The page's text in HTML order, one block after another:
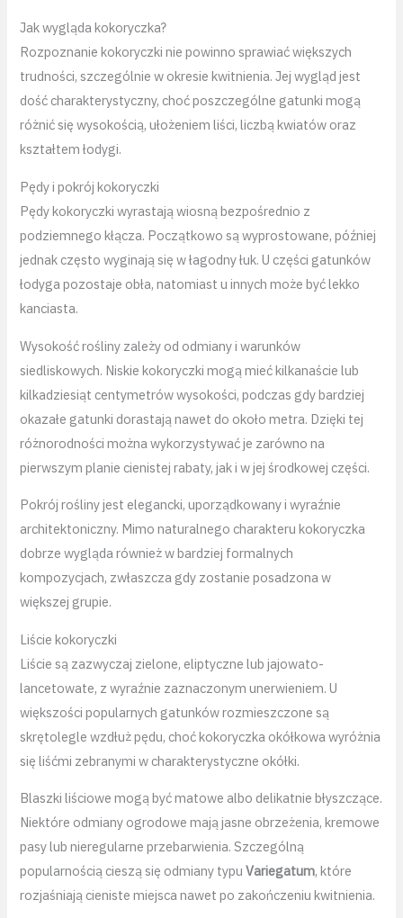
Jak wygląda kokoryczka?
Rozpoznanie kokoryczki nie powinno sprawiać większych
trudności, szczególnie w okresie kwitnienia. Jej wygląd jest
dość charakterystyczny, choć poszczególne gatunki mogą
różnić się wysokością, ułożeniem liści, liczbą kwiatów oraz
kształtem łodygi.
Pędy i pokrój kokoryczki
Pędy kokoryczki wyrastają wiosną bezpośrednio z
podziemnego kłącza. Początkowo są wyprostowane, później
jednak często wyginają się w łagodny łuk. U części gatunków
łodyga pozostaje obła, natomiast u innych może być lekko
kanciasta.
Wysokość rośliny zależy od odmiany i warunków
siedliskowych. Niskie kokoryczki mogą mieć kilkanaście lub
kilkadziesiąt centymetrów wysokości, podczas gdy bardziej
okazałe gatunki dorastają nawet do około metra. Dzięki tej
różnorodności można wykorzystywać je zarówno na
pierwszym planie cienistej rabaty, jak i w jej środkowej części.
Pokrój rośliny jest elegancki, uporządkowany i wyraźnie
architektoniczny. Mimo naturalnego charakteru kokoryczka
dobrze wygląda również w bardziej formalnych
kompozycjach, zwłaszcza gdy zostanie posadzona w
większej grupie.
Liście kokoryczki
Liście są zazwyczaj zielone, eliptyczne lub jajowato-
lancetowate, z wyraźnie zaznaczonym unerwieniem. U
większości popularnych gatunków rozmieszczone są
skrętolegle wzdłuż pędu, choć kokoryczka okółkowa wyróżnia
się liśćmi zebranymi w charakterystyczne okółki.
Blaszki liściowe mogą być matowe albo delikatnie błyszczące.
Niektóre odmiany ogrodowe mają jasne obrzeżenia, kremowe
pasy lub nieregularne przebarwienia. Szczególną
popularnością cieszą się odmiany typuVariegatum, które
rozjaśniają cieniste miejsca nawet po zakończeniu kwitnienia.